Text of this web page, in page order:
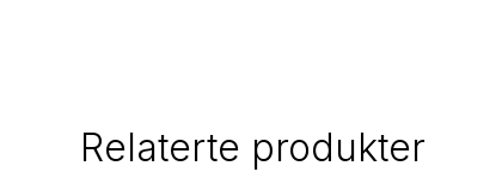
Relaterte produkter